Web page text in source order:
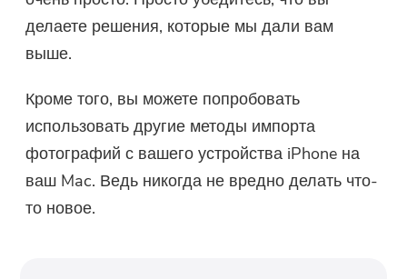
делаете решения, которые мы дали вам
выше.
Кроме того, вы можете попробовать
использовать другие методы импорта
фотографий с вашего устройства iPhone на
ваш Mac. Ведь никогда не вредно делать что-
то новое.